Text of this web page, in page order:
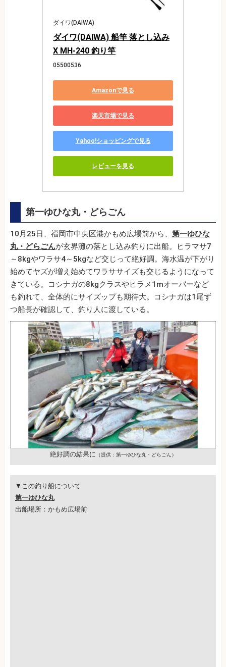
ダイワ(DAIWA)
ダイワ(DAIWA) 船竿 落とし込み
X MH-240 釣り竿
05500536
Amazonで見る
楽天市場で見る
Yahoo!ショッピングで見る
レビューを見る
第一ゆひな丸・どらごん
10月25日、福岡市中央区港かもめ広場前から、 第一ゆひな
丸・どらごんが玄界灘の落とし込み釣りに出船。ヒラマサ7
～8kgやワラサ4～5kgなど交じって絶好調。海水温が下がり
始めてヤズが増え始めてワラササイズも交じるようになって
きている。コシナガの8kgクラスやヒラメ1mオーバーなど
も釣れて、全体的にサイズップも期待大。コシナガは1尾ず
つ船長が確認して、釣り人に渡している。
絶好調の結果に （提供：第一ゆひな丸・どらごん）
▼この釣り船について
第一ゆひな丸
出船場所：かもめ広場前